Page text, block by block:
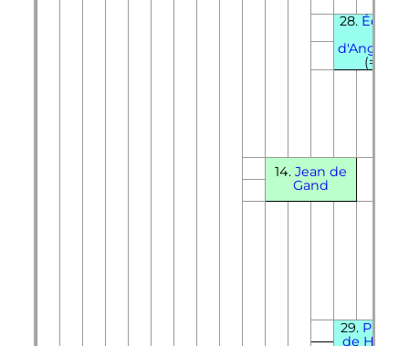
28.
(=16)
14. Jean de
Gand
29.
de